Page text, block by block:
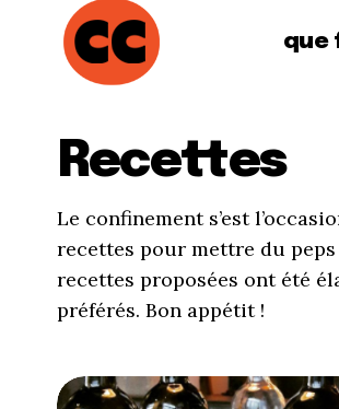
que
Recettes
Le confinement s’est
recettes pour mettre du
recettes proposées ont été
préférés. Bon appétit !